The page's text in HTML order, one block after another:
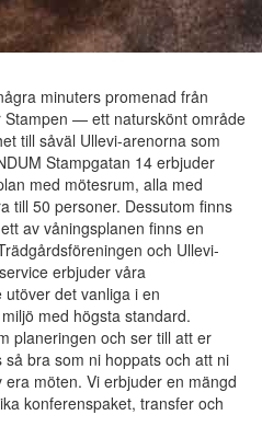
minuters promenad från
Stampen — ett naturskönt område
till såväl Ullevi-arenorna som
Stampgatan 14 erbjuder
med mötesrum, alla med
till 50 personer. Dessutom finns
av våningsplanen finns en
och Ullevi-
erbjuder våra
det vanliga i en
med högsta standard.
planeringen och ser till att er
bra som ni hoppats och att ni
möten. Vi erbjuder en mängd
konferenspaket, transfer och